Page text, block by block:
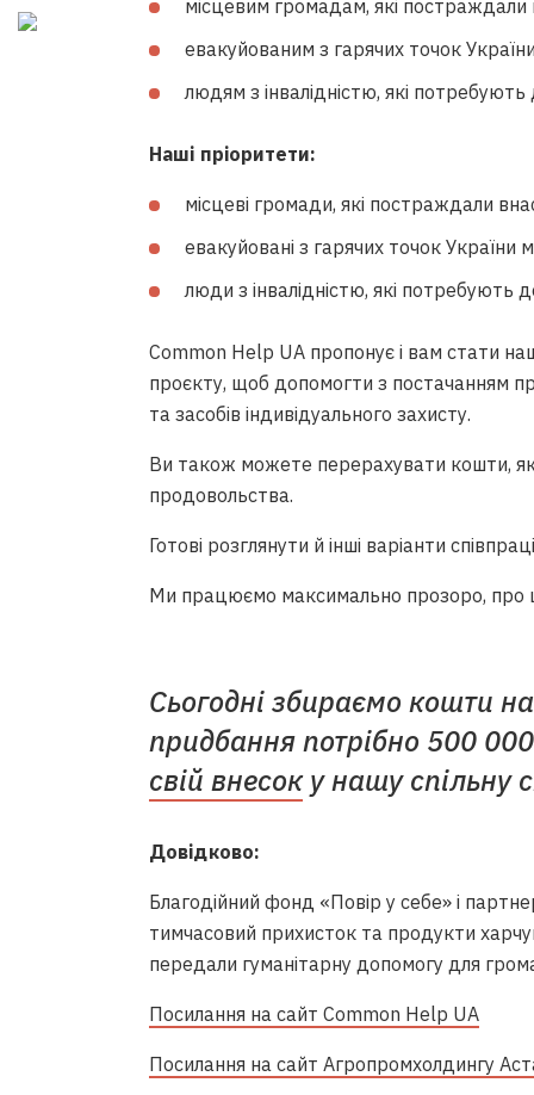
місцевим громадам, які постраждали
евакуйованим з гарячих точок
людям з інвалідністю, які
Наші пріоритети:
місцеві громади, які постраждали
евакуйовані з гарячих точок України
люди з інвалідністю, які потребують
Сommon Help UA пропонує і вам стати
проєкту, щоб допомогти з постачанням
та засобів індивідуального захисту.
Ви також можете перерахувати кошти,
продовольства.
Готові розглянути й інші варіанти
Ми працюємо максимально прозоро, про
Сьогодні збираємо кошти
придбання потрібно 500
свій внесоку нашу спільну
Довідково:
Благодійний фонд «Повір у себе» і
тимчасовий прихисток та продукти
передали гуманітарну допомогу для
Посилання на сайт Common Help UA
Посилання на сайт Агропромхолдингу